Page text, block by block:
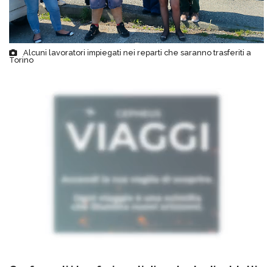
Alcuni lavoratori impiegati nei reparti che saranno trasferiti a
Torino